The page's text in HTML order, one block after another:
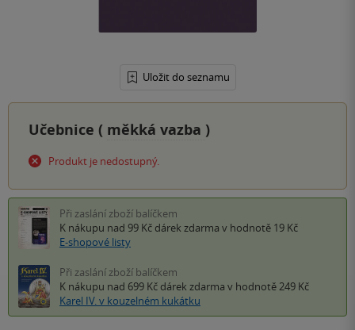
Uložit do seznamu
Učebnice ( měkká vazba )
Produkt je nedostupný.
Při zaslání zboží balíčkem
K nákupu nad 99 Kč dárek zdarma v hodnotě 19 Kč
E-shopové listy
Při zaslání zboží balíčkem
K nákupu nad 699 Kč dárek zdarma v hodnotě 249 Kč
Karel IV. v kouzelném kukátku